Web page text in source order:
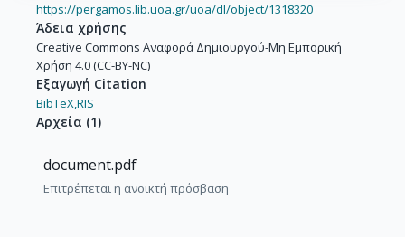
https://pergamos.lib.uoa.gr/uoa/dl/object/1318320
Άδεια χρήσης
Creative Commons Αναφορά Δημιουργού-Μη Εμπορική
Χρήση 4.0 (CC-BY-NC)
Εξαγωγή Citation
BibTeX,RIS
Αρχεία (1)
document.pdf
Επιτρέπεται η ανοικτή πρόσβαση